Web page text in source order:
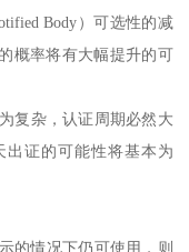
Body）可选性的减
概率将有大幅提升的可
复杂，认证周期必然大
证的可能性将基本为
的情况下仍可使用，则